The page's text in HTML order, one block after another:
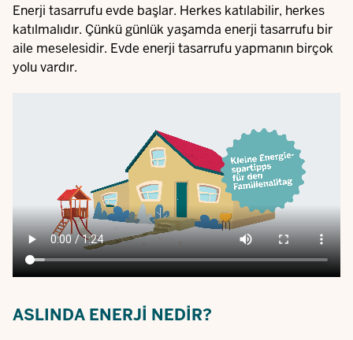
Enerji tasarrufu evde başlar. Herkes katılabilir, herkes
katılmalıdır. Çünkü günlük yaşamda enerji tasarrufu bir
aile meselesidir. Evde enerji tasarrufu yapmanın birçok
yolu vardır.
ASLINDA ENERJI NEDIR?